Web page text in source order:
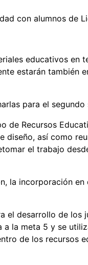
con alumnos de
educativos en
estarán también
para el
de Recursos
diseño, así como
el trabajo
la incorporación en
el desarrollo de los
la meta 5 y se
de los recursos